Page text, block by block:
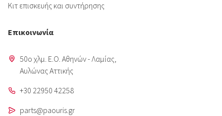
Κιτ επισκευής και συντήρησης
Επικοινωνία
50o χλμ. Ε.Ο. Αθηνών - Λαμίας,
Aυλώνας Αττικής
+30 22950 42258
parts@paouris.gr